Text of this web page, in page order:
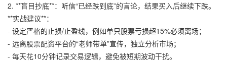
2. **盲目抄底**：听信“已经跌到底”的言论，结果买入后继续下跌。
**实战建议**：
- 设定严格的止损/止盈线，例如单只股票亏损超15%必须离场；
- 远离股票配资平台的“老师带单”宣传，独立分析市场；
- 每天花10分钟记录交易逻辑，避免被短期波动干扰。